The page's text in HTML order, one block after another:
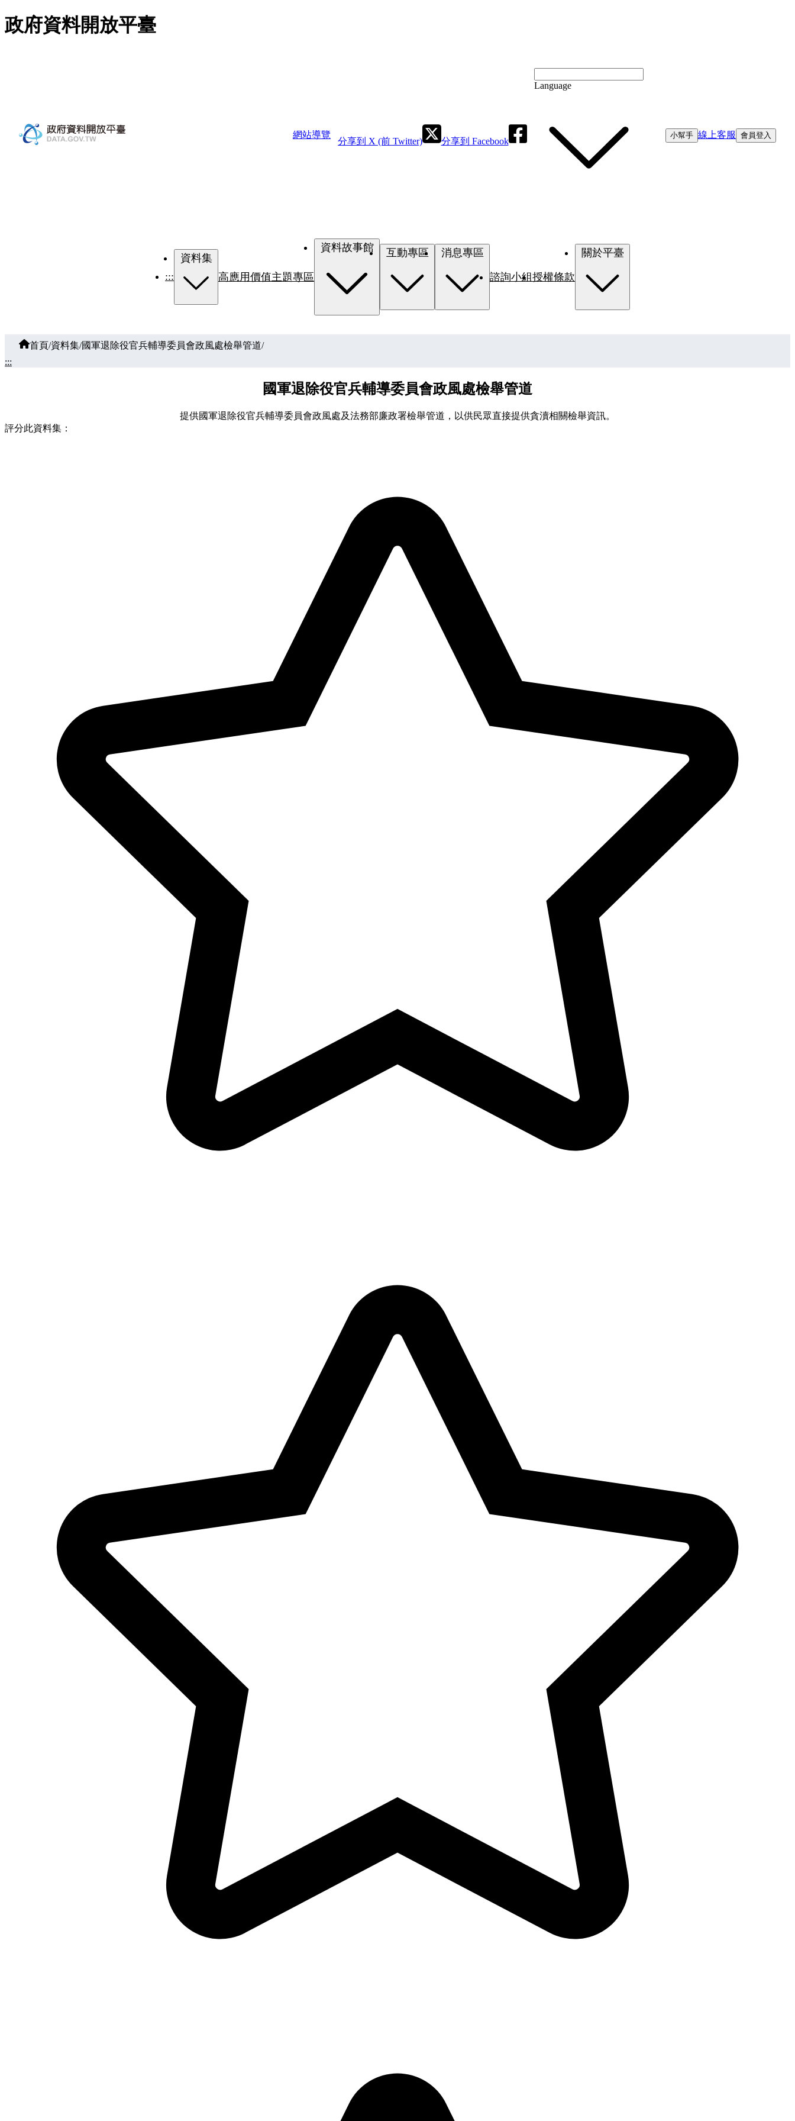
跳至主要內容
政府資料開放平臺
網站導覽
分享到 X (前 Twitter) 分享到 Facebook
Language
小幫手 線上客服 會員登入
:::
資料集
高應用價值主題專區
資料故事館
諮詢小組授權條款
首頁/資料集/國軍退除役官兵輔導委員會政風處檢舉管道/
:::
國軍退除役官兵輔導委員會政風處檢舉管道
提供國軍退除役官兵輔導委員會政風處及法務部廉政署檢舉管道，以供民眾直接提供貪瀆相關檢舉資訊。
評分此資料集：